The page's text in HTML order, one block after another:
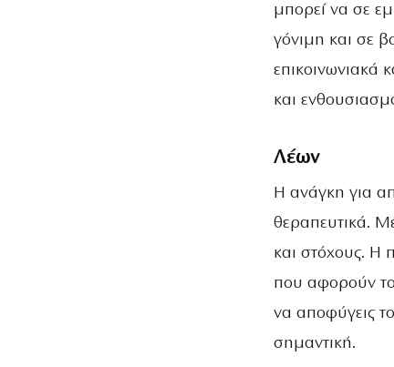
μπορεί να σε
γόνιμη και σε
επικοινωνιακά
και
Λέων
Η ανάγκη για
θεραπευτικά.
και στόχους. Η
που αφορούν το
να αποφύγεις
σημαντική.